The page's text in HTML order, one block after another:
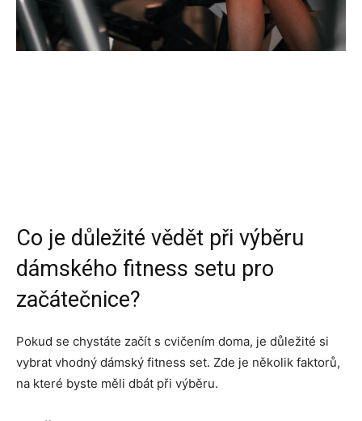
Co je důležité vědět při výběru
dámského fitness setu pro
začátečnice?
Pokud se chystáte začít s cvičením doma, je důležité si
vybrat vhodný dámský fitness set. Zde je několik faktorů,
na které byste měli dbát při výběru.